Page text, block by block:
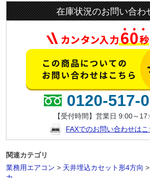
在庫状況のお問い合わ
0120-517-
【受付時間】営業日 9:00～
FAXでのお問い合わせはこ
関連カテゴリ
業務用エアコン > 天井埋込カセット形4方向 >